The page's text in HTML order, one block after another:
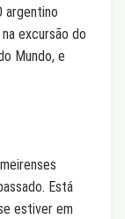
argentino
excursão do
Mundo, e
Está
estiver em